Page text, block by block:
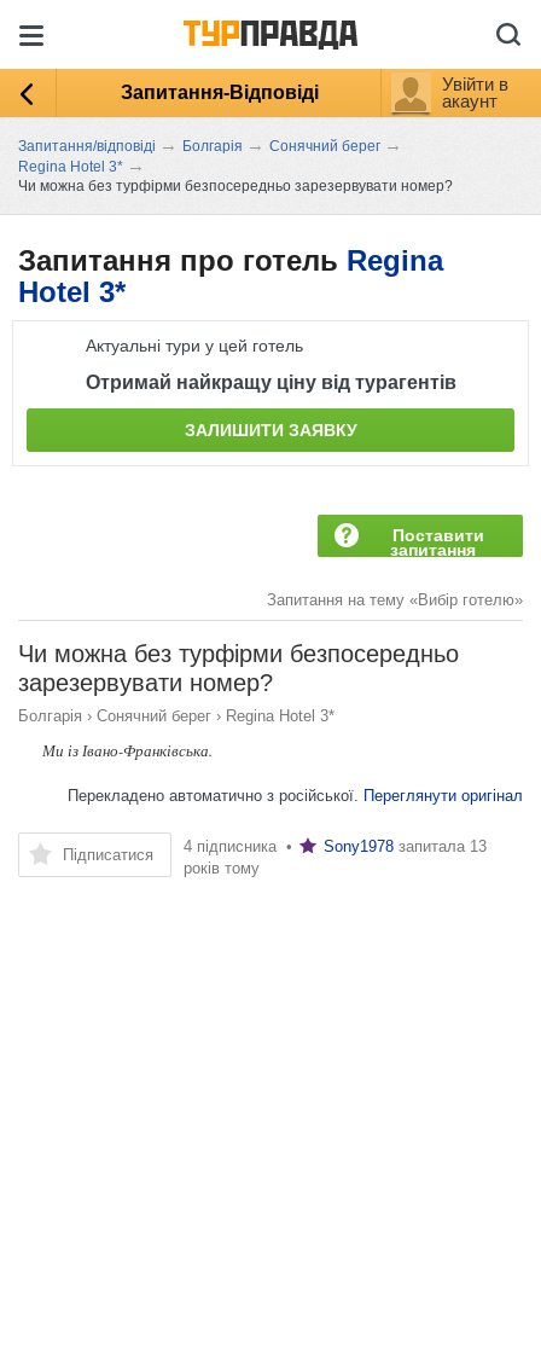
Запитання-Відповіді
Увійти в
акаунт
Запитання/відповіді → Болгарія → Сонячний берег →
Regina Hotel 3* →
Чи можна без турфірми безпосередньо зарезервувати номер?
Запитання про готель Regina
Hotel 3*
Актуальні тури у цей готель
Отримай найкращу ціну від турагентів
ЗАЛИШИТИ ЗАЯВКУ
Поставити
запитання
Запитання на тему «Вибір готелю»
Чи можна без турфірми безпосередньо
зарезервувати номер?
Болгарія › Сонячний берег › Regina Hotel 3*
Ми із Івано-Франківська.
Перекладено автоматично з російської. Переглянути оригінал
Підписатися 4 підписника • Sony1978 запитала 13
років тому